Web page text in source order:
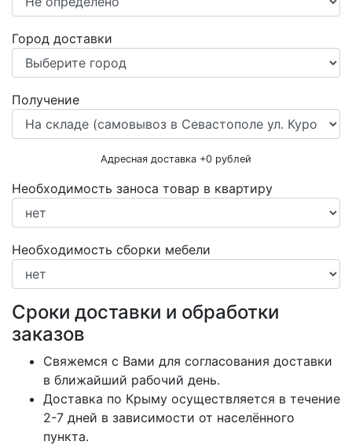
Город доставки
Получение
Адресная доставка +0 рублей
Необходимость заноса товар в квартиру
Необходимость сборки мебели
Сроки доставки и обработки
заказов
Свяжемся с Вами для согласования доставки
в ближайший рабочий день.
Доставка по Крыму осуществляется в течение
2-7 дней в зависимости от населённого
пункта.